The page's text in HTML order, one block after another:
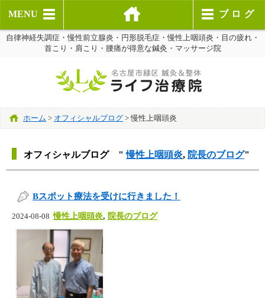
MENU ブログ
自律神経失調症・慢性前立腺炎・円形脱毛症・慢性上咽頭炎・目の疲れ・
首こり・肩こり・腰痛が得意な鍼灸・マッサージ院
ホーム > オフィシャルブログ>慢性上咽頭炎
オフィシャルブログ "慢性上咽頭炎, 院長のブログ"
Bスポット療法を受けに行きました！
2024-08-08 慢性上咽頭炎, 院長のブログ